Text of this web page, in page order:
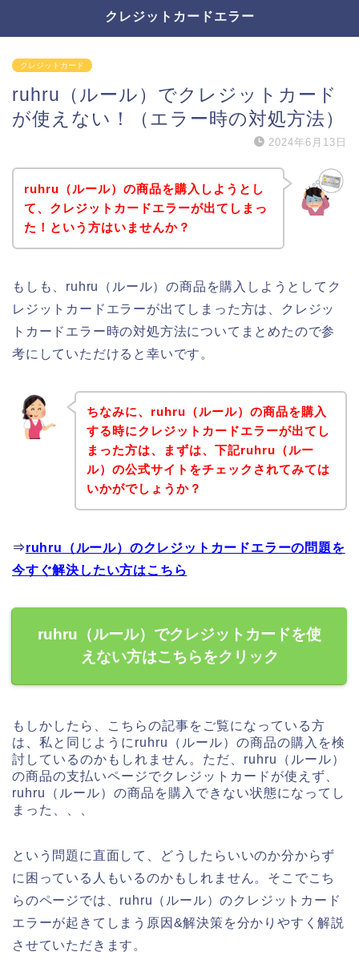
クレジットカードエラー
クレジットカード
ruhru（ルール）でクレジットカード
が使えない！（エラー時の対処方法）
2024年6月13日
ruhru（ルール）の商品を購入しようとし
て、クレジットカードエラーが出てしまっ
た！という方はいませんか？
もしも、ruhru（ルール）の商品を購入しようとしてク
レジットカードエラーが出てしまった方は、クレジッ
トカードエラー時の対処方法についてまとめたので参
考にしていただけると幸いです。
ちなみに、ruhru（ルール）の商品を購入
する時にクレジットカードエラーが出てし
まった方は、まずは、下記ruhru（ルー
ル）の公式サイトをチェックされてみては
いかがでしょうか？
⇒ruhru（ルール）のクレジットカードエラーの問題を
今すぐ解決したい方はこちら
ruhru（ルール）でクレジットカードを使
えない方はこちらをクリック
もしかしたら、こちらの記事をご覧になっている方
は、私と同じようにruhru（ルール）の商品の購入を検
討しているのかもしれません。ただ、ruhru（ルール）
の商品の支払いページでクレジットカードが使えず、
ruhru（ルール）の商品を購入できない状態になってし
まった、、、
という問題に直面して、どうしたらいいのか分からず
に困っている人もいるのかもしれません。そこでこち
らのページでは、ruhru（ルール）のクレジットカード
エラーが起きてしまう原因&解決策を分かりやすく解説
させていただきます。